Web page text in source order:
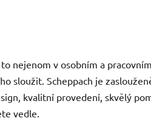
nejenom v osobním a
sloužit. Scheppach je
kvalitní provedení, skvělý
vedle.